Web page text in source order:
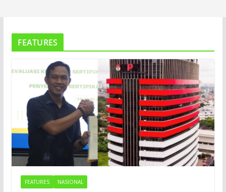
FEATURES
FEATURES NASIONAL